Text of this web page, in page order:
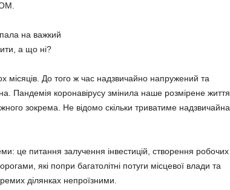
на важкий
а що ні?
місяців. До того ж час надзвичайно напружений та
коронавірусу змінила наше розмірене життя,
зокрема. Не відомо скільки триватиме надзвичайна
це питання залучення інвестицій, створення робочих
які попри багатолітні потуги місцевої влади та
ділянках непроїзними.